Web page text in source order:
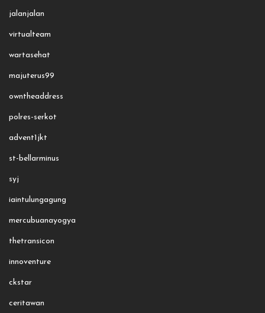
jalanjalan
virtualteam
wartasehat
majuterus99
owntheaddress
polres-serkot
advent1jkt
st-bellarminus
syj
iaintulungagung
mercubuanayogya
thetransicon
innoventure
ckstar
ceritawan